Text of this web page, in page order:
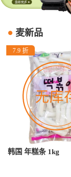
麦新品
7.9 折
韩国 年糕条 1kg